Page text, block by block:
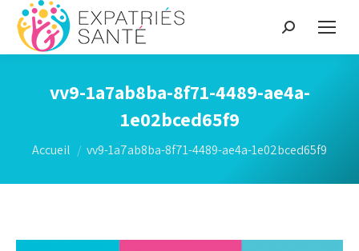
Recherche
:
vv9-1a7ab8ba-8f71-4489-ae4a-
1e02bced65f9
Vous êtes ici :
Accueil vv9-1a7ab8ba-8f71-4489-ae4a-1e02bced65f9